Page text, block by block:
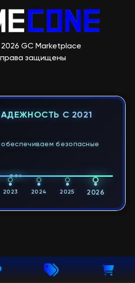
GC Marketplace
защищены
С 2021
обеспечиваем безопасные
2023 2024 2025 2026